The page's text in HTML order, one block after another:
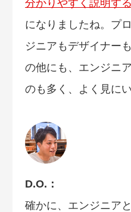
分かりやすく説明する
になりましたね。プ
ジニアもデザイナー
の他にも、エンジニ
のも多く、よく見に
D.O.：
確かに、エンジニア